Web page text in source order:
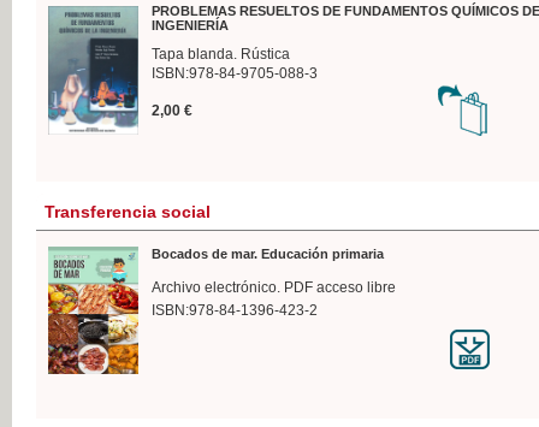
PROBLEMAS RESUELTOS DE FUNDAMENTOS QUÍMICOS
INGENIERÍA
Tapa blanda. Rústica
ISBN:978-84-9705-088-3
2,00 €
Transferencia social
Bocados de mar. Educación primaria
Archivo electrónico. PDF acceso libre
ISBN:978-84-1396-423-2